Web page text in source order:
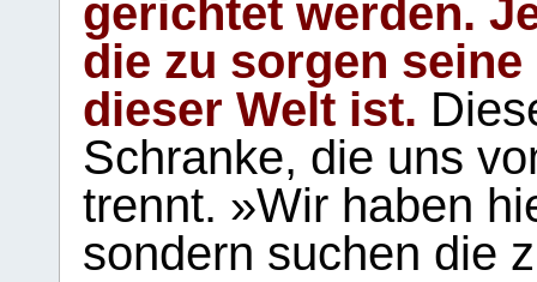
gerichtet werden.
die zu sorgen
dieser Welt ist.
Schranke, die uns
trennt. »Wir haben
sondern suchen die